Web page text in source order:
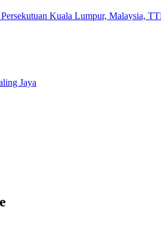
Kuala Lumpur, Malaysia,
Jaya